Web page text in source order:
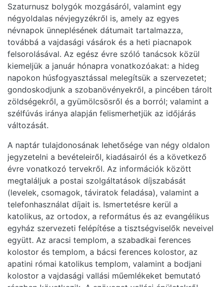
Szaturnusz bolygók mozgásáról, valamint egy
négyoldalas névjegyzékről is, amely az egyes
névnapok ünneplésének dátumait tartalmazza,
továbbá a vajdasági vásárok és a heti piacnapok
felsorolásával. Az egész évre szóló tanácsok közül
kiemeljük a január hónapra vonatkozóakat: a hideg
napokon húsfogyasztással melegítsük a szervezetet;
gondoskodjunk a szobanövényekről, a pincében tárolt
zöldségekről, a gyümölcsösről és a borról; valamint a
szélfúvás iránya alapján felismerhetjük az időjárás
változását.
A naptár tulajdonosának lehetősége van négy oldalon
jegyzetelni a bevételeiről, kiadásairól és a következő
évre vonatkozó tervekről. Az információk között
megtaláljuk a postai szolgáltatások díjszabását
(levelek, csomagok, táviratok feladása), valamint a
telefonhasználat díjait is. Ismertetésre kerül a
katolikus, az ortodox, a református és az evangélikus
egyház szervezeti felépítése a tisztségviselők neveivel
együtt. Az aracsi templom, a szabadkai ferences
kolostor és templom, a bácsi ferences kolostor, az
apatini római katolikus templom, valamint a bodjani
kolostor a vajdasági vallási műemlékeket bemutató